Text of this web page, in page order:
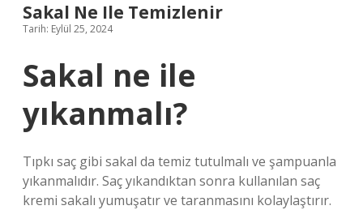
Sakal Ne Ile Temizlenir
Tarih: Eylül 25, 2024
Sakal ne ile
yıkanmalı?
Tıpkı saç gibi sakal da temiz tutulmalı ve şampuanla
yıkanmalıdır. Saç yıkandıktan sonra kullanılan saç
kremi sakalı yumuşatır ve taranmasını kolaylaştırır.